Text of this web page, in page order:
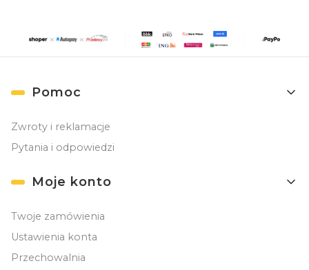
Linki w stopce
Pomoc
Zwroty i reklamacje
Pytania i odpowiedzi
Moje konto
Twoje zamówienia
Ustawienia konta
Przechowalnia